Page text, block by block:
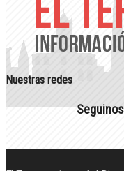
Nuestras redes